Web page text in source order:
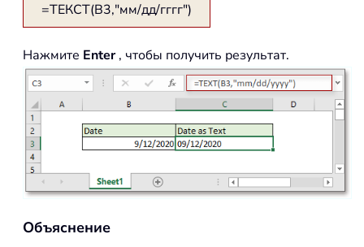
=ТЕКСТ(B3,"мм/дд/гггг")
Нажмите Enter, чтобы получить результат.
Объяснение